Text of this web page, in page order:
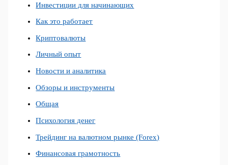
Инвестиции для начинающих
Как это работает
Криптовалюты
Личный опыт
Новости и аналитика
Обзоры и инструменты
Общая
Психология денег
Трейдинг на валютном рынке (Forex)
Финансовая грамотность